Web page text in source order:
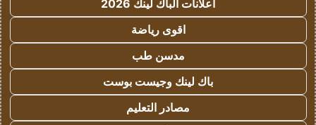
اعلانات الباك لينك 2026
اقوى رياضة
مدسن طب
باك لينك وجيست بوست
مصادر التعليم